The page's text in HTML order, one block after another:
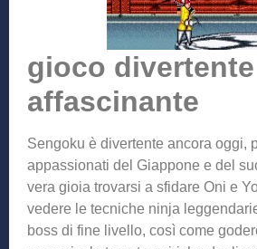
gioco
affascinante
Sengoku è divertente ancora oggi,
appassionati del Giappone e del
vera gioia trovarsi a sfidare Oni e
vedere le tecniche ninja
boss di fine livello, così come